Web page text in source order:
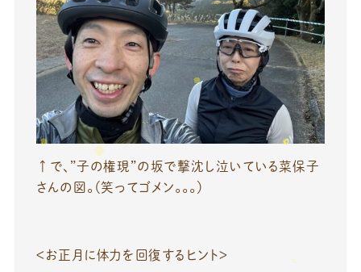
↑で、”子の権現”の坂で撃沈し泣いている菜保子
さんの図。（笑ってゴメン。。。）
＜お正月に体力を回復するヒント＞